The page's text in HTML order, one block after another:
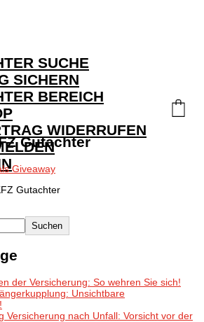
SUCHE
SICHERN
BEREICH
WIDERRUFEN
Gutachter
Gutachter
Suchen
der Versicherung: So wehren Sie sich!
Unsichtbare
Versicherung nach Unfall: Vorsicht vor der